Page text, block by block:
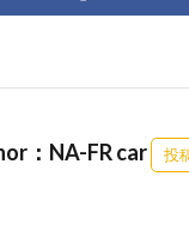
：NA-FR car 投